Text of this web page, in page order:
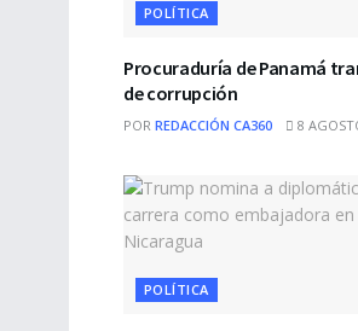
POLÍTICA
Procuraduría de Panamá
de corrupción
POR REDACCIÓN CA360 8
POLÍTICA